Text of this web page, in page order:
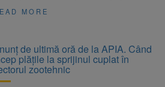
MORE
de ultimă oră de la APIA. Când
plățile la sprijinul cuplat în
zootehnic